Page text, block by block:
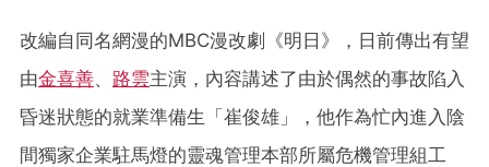
改編自同名網漫的MBC漫改劇《明日》，日前傳出有望
由金喜善、 路雲主演，內容講述了由於偶然的事故陷入
昏迷狀態的就業準備生「崔俊雄」，他作為忙內進入陰
間獨家企業駐馬燈的靈魂管理本部所屬危機管理組工